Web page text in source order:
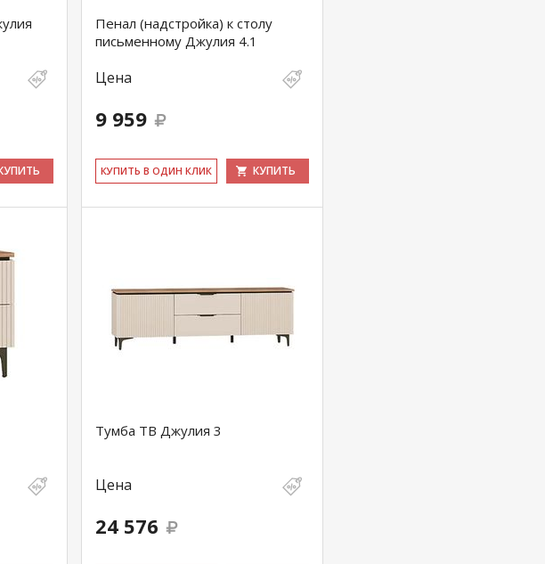
Пенал (надстройка) к столу
письменному Джулия 4.1
Цена
9 959
КУ­ПИТЬ В ОДИН КЛИК КУПИТЬ
Тумба ТВ Джулия 3
Цена
24 576